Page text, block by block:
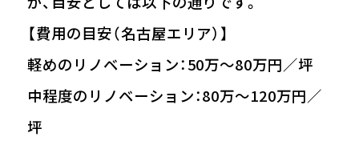
【費用の目安（名古屋エリア）】
軽めのリノベーション：50万〜80万円／坪
中程度のリノベーション：80万〜120万円／
坪